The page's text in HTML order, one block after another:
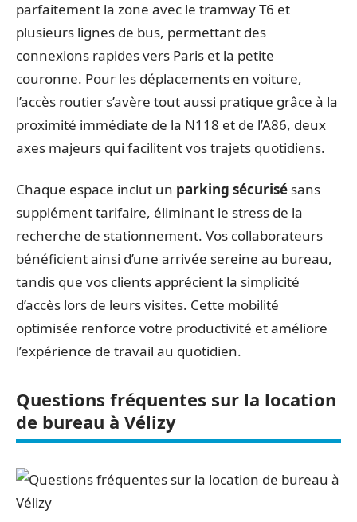
parfaitement la zone avec le tramway T6 et
plusieurs lignes de bus, permettant des
connexions rapides vers Paris et la petite
couronne. Pour les déplacements en voiture,
l’accès routier s’avère tout aussi pratique grâce à la
proximité immédiate de la N118 et de l’A86, deux
axes majeurs qui facilitent vos trajets quotidiens.
Chaque espace inclut un parking sécurisé sans
supplément tarifaire, éliminant le stress de la
recherche de stationnement. Vos collaborateurs
bénéficient ainsi d’une arrivée sereine au bureau,
tandis que vos clients apprécient la simplicité
d’accès lors de leurs visites. Cette mobilité
optimisée renforce votre productivité et améliore
l’expérience de travail au quotidien.
Questions fréquentes sur la location
de bureau à Vélizy